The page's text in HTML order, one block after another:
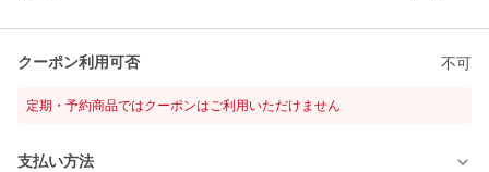
クーポン利用可否 不可
定期・予約商品ではクーポンはご利用いただけません
支払い方法